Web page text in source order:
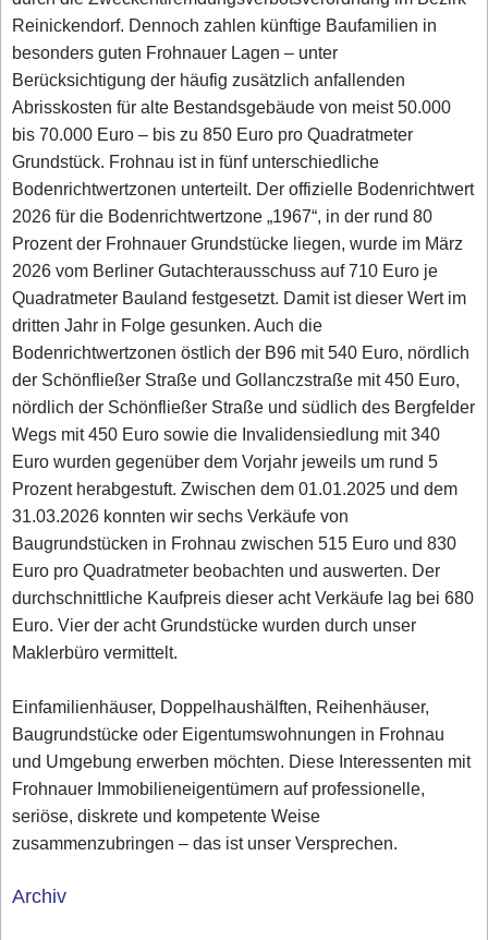
Reinickendorf. Dennoch zahlen künftige Baufamilien in
besonders guten Frohnauer Lagen – unter
Berücksichtigung der häufig zusätzlich anfallenden
Abrisskosten für alte Bestandsgebäude von meist 50.000
bis 70.000 Euro – bis zu 850 Euro pro Quadratmeter
Grundstück. Frohnau ist in fünf unterschiedliche
Bodenrichtwertzonen unterteilt. Der offizielle Bodenrichtwert
2026 für die Bodenrichtwertzone „1967“, in der rund 80
Prozent der Frohnauer Grundstücke liegen, wurde im März
2026 vom Berliner Gutachterausschuss auf 710 Euro je
Quadratmeter Bauland festgesetzt. Damit ist dieser Wert im
dritten Jahr in Folge gesunken. Auch die
Bodenrichtwertzonen östlich der B96 mit 540 Euro, nördlich
der Schönfließer Straße und Gollanczstraße mit 450 Euro,
nördlich der Schönfließer Straße und südlich des Bergfelder
Wegs mit 450 Euro sowie die Invalidensiedlung mit 340
Euro wurden gegenüber dem Vorjahr jeweils um rund 5
Prozent herabgestuft. Zwischen dem 01.01.2025 und dem
31.03.2026 konnten wir sechs Verkäufe von
Baugrundstücken in Frohnau zwischen 515 Euro und 830
Euro pro Quadratmeter beobachten und auswerten. Der
durchschnittliche Kaufpreis dieser acht Verkäufe lag bei 680
Euro. Vier der acht Grundstücke wurden durch unser
Maklerbüro vermittelt.
Einfamilienhäuser, Doppelhaushälften, Reihenhäuser,
Baugrundstücke oder Eigentumswohnungen in Frohnau
und Umgebung erwerben möchten. Diese Interessenten mit
Frohnauer Immobilieneigentümern auf professionelle,
seriöse, diskrete und kompetente Weise
zusammenzubringen – das ist unser Versprechen.
Archiv